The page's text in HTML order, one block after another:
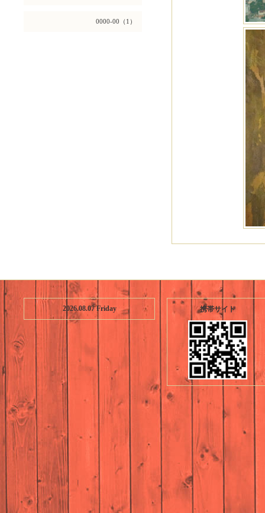
0000-00（1）
2026.08.07 Friday 携帯サイト